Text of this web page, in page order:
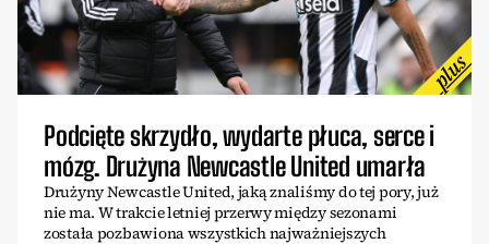
Podcięte skrzydło, wydarte płuca, serce i
mózg. Drużyna Newcastle United umarła
Drużyny Newcastle United, jaką znaliśmy do tej pory, już
nie ma. W trakcie letniej przerwy między sezonami
została pozbawiona wszystkich najważniejszych